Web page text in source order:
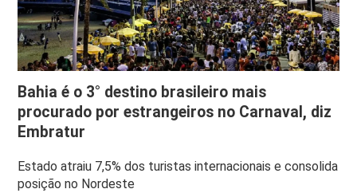
Bahia é o 3° destino brasileiro mais
procurado por estrangeiros no Carnaval, diz
Embratur
Estado atraiu 7,5% dos turistas internacionais e consolida
posição no Nordeste